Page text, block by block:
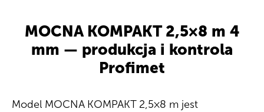
MOCNA KOMPAKT 2,5×8 m 4
mm — produkcja i kontrola
Profimet
Model MOCNA KOMPAKT 2,5×8 m jest